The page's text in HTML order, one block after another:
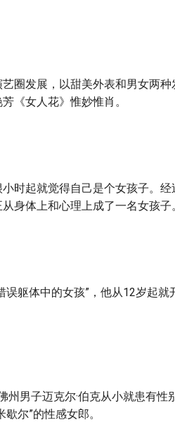
圈发展，以甜美外表和男女两
《女人花》惟妙惟肖。
时起就觉得自己是个女孩子。经
身体上和心理上成了一名女孩子
躯体中的女孩”，他从12岁起
男子迈克尔·伯克从小就患有性
尔”的性感女郎。